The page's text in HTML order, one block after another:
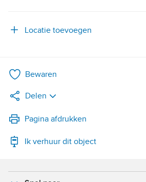
Locatie toevoegen
Bewaren
Delen
LinkedIn
WhatsApp
Pagina afdrukken
Ik verhuur dit object